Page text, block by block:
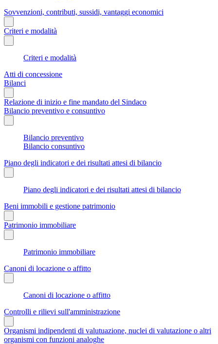
Sovvenzioni, contributi, sussidi, vantaggi economici
Criteri e modalità
Criteri e modalità
Atti di concessione
Bilanci
Relazione di inizio e fine mandato del Sindaco
Bilancio preventivo e consuntivo
Bilancio preventivo
Bilancio consuntivo
Piano degli indicatori e dei risultati attesi di bilancio
Piano degli indicatori e dei risultati attesi di bilancio
Beni immobili e gestione patrimonio
Patrimonio immobiliare
Patrimonio immobiliare
Canoni di locazione o affitto
Canoni di locazione o affitto
Controlli e rilievi sull'amministrazione
Organismi indipendenti di valutuazione, nuclei di valutazione o altri
organismi con funzioni analoghe